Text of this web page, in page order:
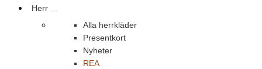
Herr
Alla herrkläder
Presentkort
Nyheter
REA